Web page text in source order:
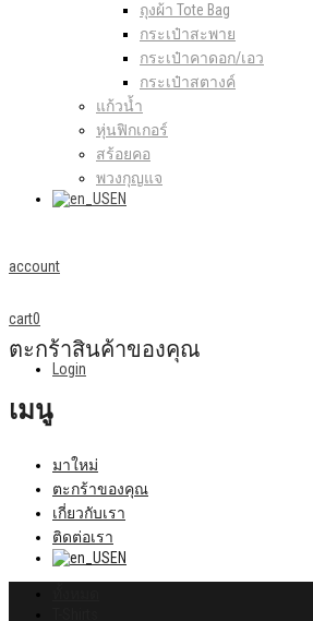
ถุงผ้า Tote Bag
กระเป๋าสะพาย
กระเป๋าคาดอก/เอว
กระเป๋าสตางค์
แก้วน้ำ
หุ่นฟิกเกอร์
สร้อยคอ
พวงกุญแจ
EN
account
Login
cart0
ตะกร้าสินค้าของคุณ
เมนู
มาใหม่
ตะกร้าของคุณ
เกี่ยวกับเรา
ติดต่อเรา
EN